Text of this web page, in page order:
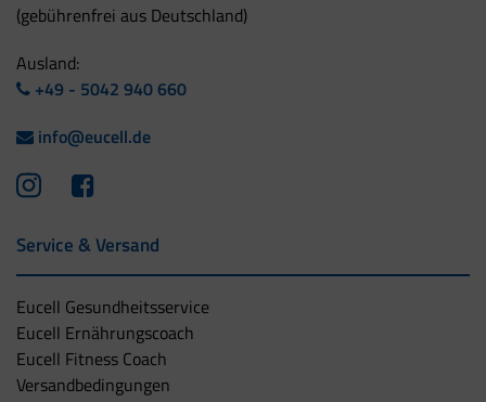
(gebührenfrei aus Deutschland)
Ausland:
+49 - 5042 940 660
info@eucell.de
Service & Versand
Eucell Gesundheitsservice
Eucell Ernährungscoach
Eucell Fitness Coach
Versandbedingungen